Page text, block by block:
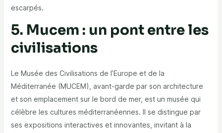
escarpés.
5. Mucem : un pont entre les
civilisations
Le Musée des Civilisations de l’Europe et de la
Méditerranée (MUCEM), avant-garde par son architecture
et son emplacement sur le bord de mer, est un musée qui
célèbre les cultures méditerranéennes. Il se distingue par
ses expositions interactives et innovantes, invitant à la